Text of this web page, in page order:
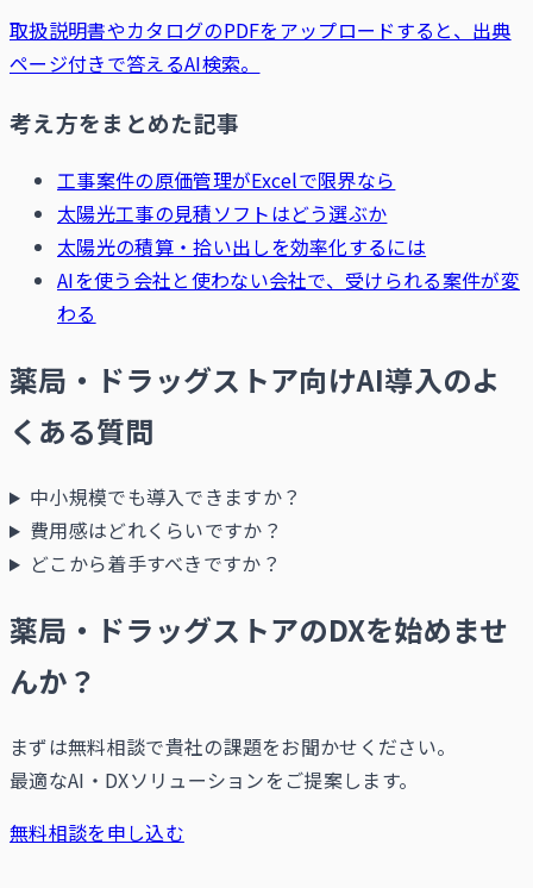
取扱説明書やカタログのPDFをアップロードすると、出典
ページ付きで答えるAI検索。
考え方をまとめた記事
工事案件の原価管理がExcelで限界なら
太陽光工事の見積ソフトはどう選ぶか
太陽光の積算・拾い出しを効率化するには
AIを使う会社と使わない会社で、受けられる案件が変
わる
薬局・ドラッグストア向けAI導入のよ
くある質問
中小規模でも導入できますか？
費用感はどれくらいですか？
どこから着手すべきですか？
薬局・ドラッグストアのDXを始めませ
んか？
まずは無料相談で貴社の課題をお聞かせください。
最適なAI・DXソリューションをご提案します。
無料相談を申し込む